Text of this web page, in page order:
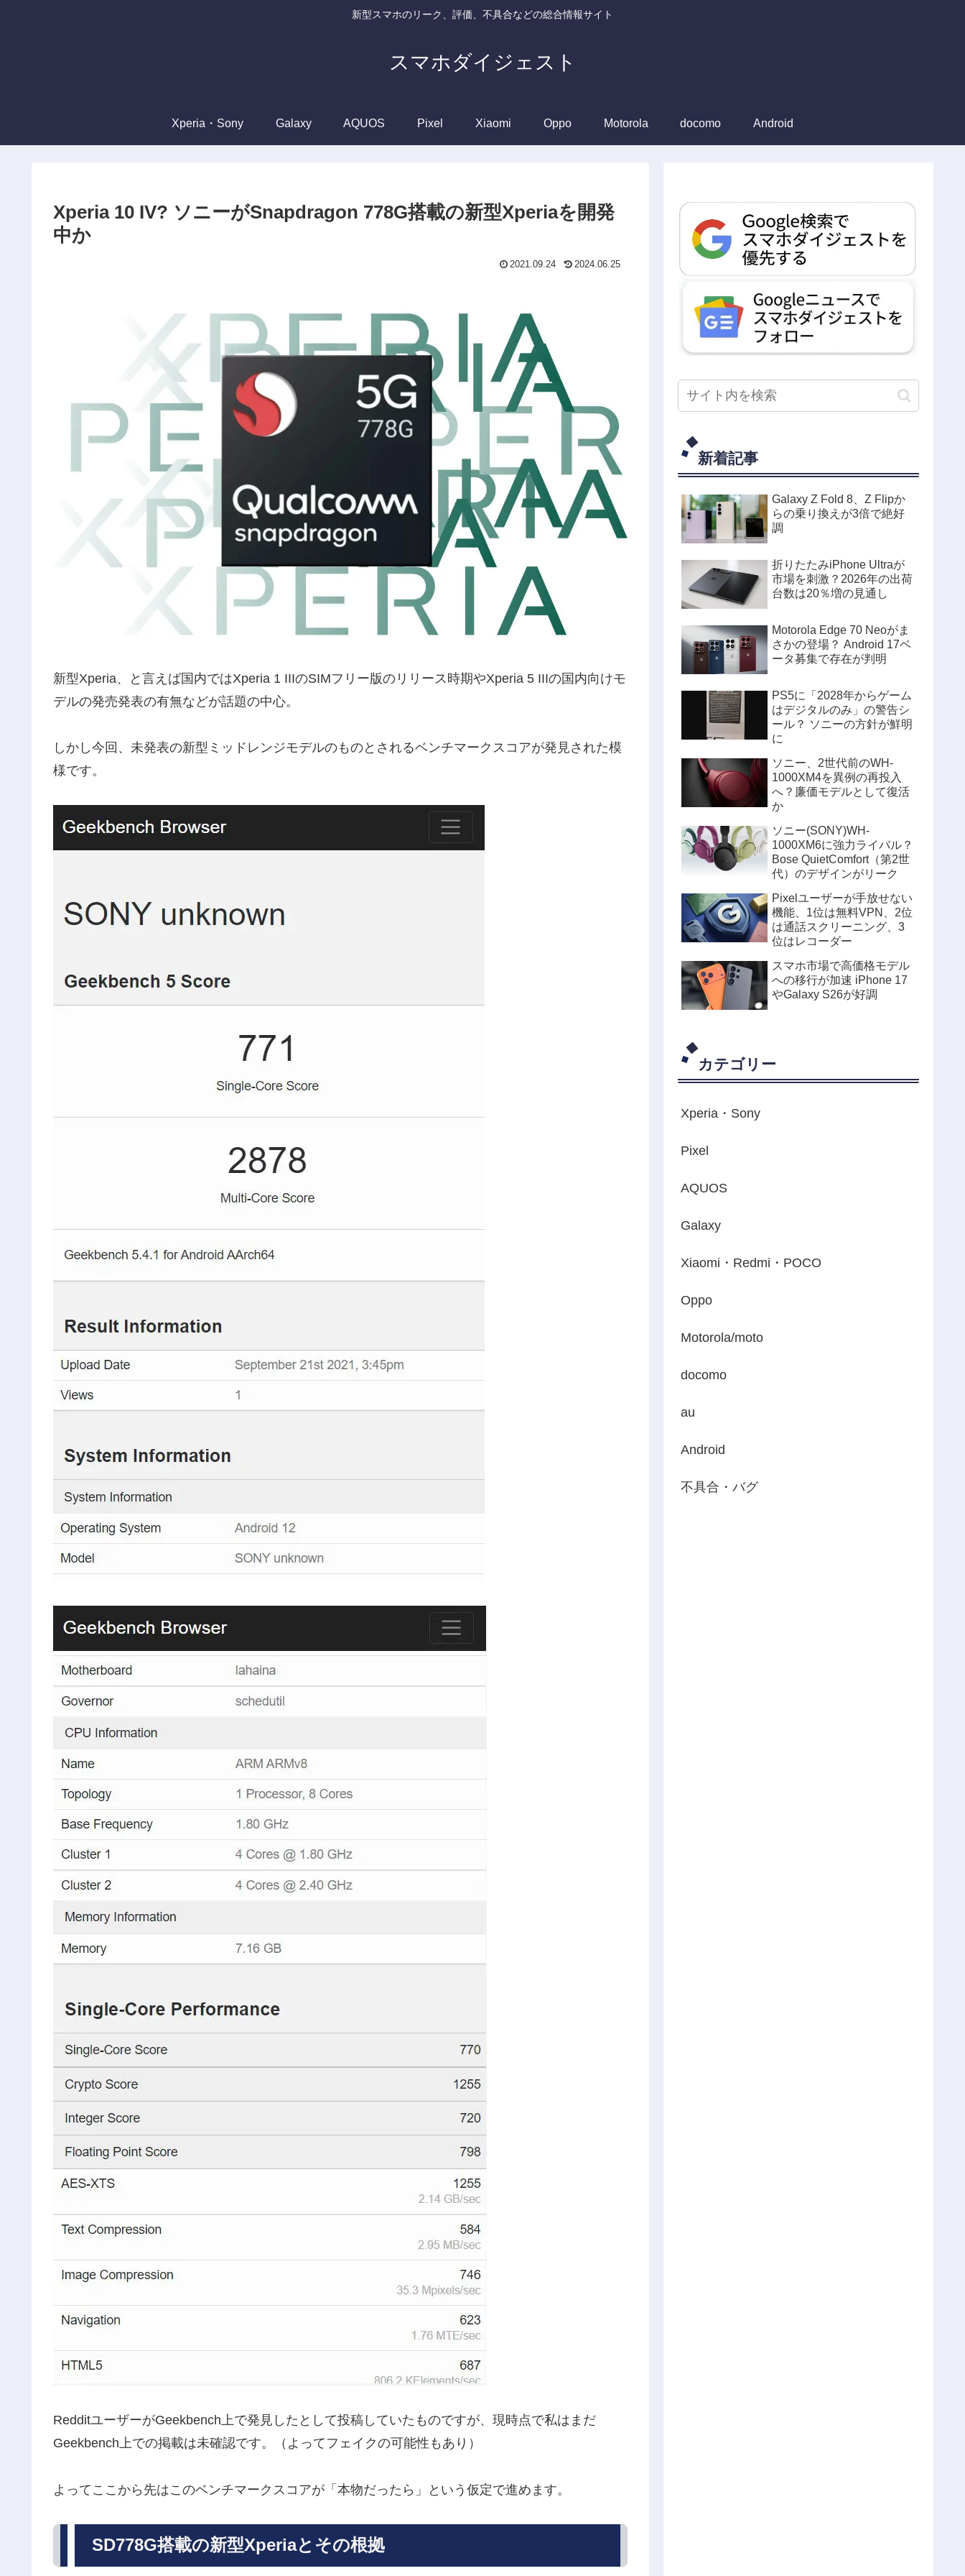
新型スマホのリーク、評価、不具合などの総合情報サイト
スマホダイジェスト
Xperia・Sony Galaxy AQUOS Pixel Xiaomi Oppo Motorola docomo Android
Xperia 10 IV? ソニーがSnapdragon 778G搭載の新型Xperiaを開発
中か
2021.09.24 2024.06.25
新型Xperia、と言えば国内ではXperia 1 IIIのSIMフリー版のリリース時期やXperia 5 IIIの国内向けモ
デルの発売発表の有無などが話題の中心。
しかし今回、未発表の新型ミッドレンジモデルのものとされるベンチマークスコアが発見された模
様です。
RedditユーザーがGeekbench上で発見したとして投稿していたものですが、現時点で私はまだ
Geekbench上での掲載は未確認です。（よってフェイクの可能性もあり）
よってここから先はこのベンチマークスコアが「本物だったら」という仮定で進めます。
SD778G搭載の新型Xperiaとその根拠
新着記事
Galaxy Z Fold 8、Z Flipか
らの乗り換えが3倍で絶好
調
折りたたみiPhone Ultraが
市場を刺激？2026年の出荷
台数は20％増の見通し
Motorola Edge 70 Neoがま
さかの登場？ Android 17ベ
ータ募集で存在が判明
PS5に「2028年からゲーム
はデジタルのみ」の警告シ
ール？ ソニーの方針が鮮明
に
ソニー、2世代前のWH-
1000XM4を異例の再投入
へ？廉価モデルとして復活
か
ソニー(SONY)WH-
1000XM6に強力ライバル？
Bose QuietComfort（第2世
代）のデザインがリーク
Pixelユーザーが手放せない
機能、1位は無料VPN、2位
は通話スクリーニング、3
位はレコーダー
スマホ市場で高価格モデル
への移行が加速 iPhone 17
やGalaxy S26が好調
カテゴリー
Xperia・Sony
Pixel
AQUOS
Galaxy
Xiaomi・Redmi・POCO
Oppo
Motorola/moto
docomo
au
Android
不具合・バグ